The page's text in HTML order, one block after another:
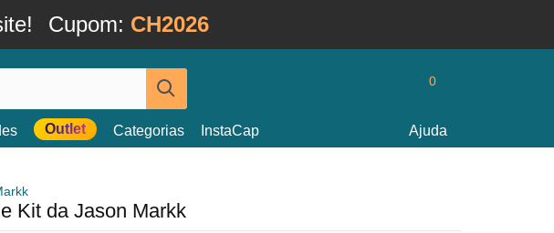
Cupom: CH2026
0
Outlet Categorias InstaCap Ajuda
Kit da Jason Markk